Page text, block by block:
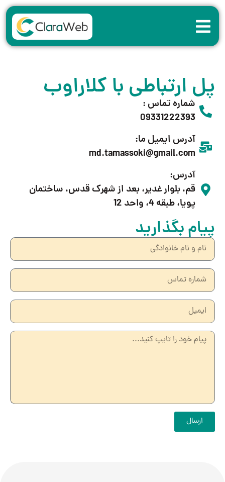
پل ارتباطی با کلاراوب
شماره تماس :
09331222393
آدرس ایمیل ما:
md.tamassoki@gmail.com
آدرس:
قم، بلوار غدیر، بعد از شهرک قدس، ساختمان
پویا، طبقه 4، واحد 12
پیام بگذارید
ارسال